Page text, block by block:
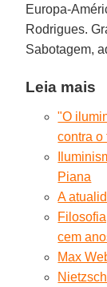
Europa-
Rodrigues.
Sabotagem,
Leia mais
"O
contra o
Piana
A
cem
Max